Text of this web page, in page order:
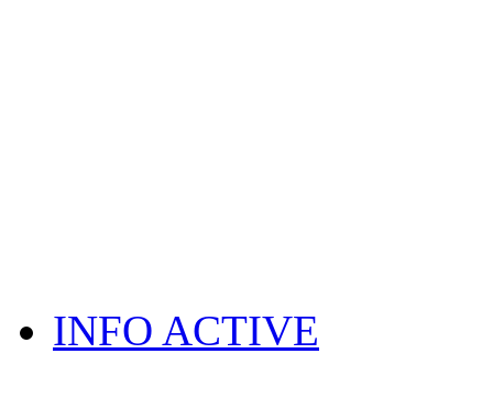
INFO ACTIVE